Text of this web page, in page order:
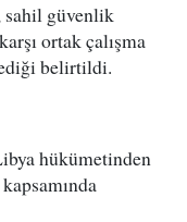
sahil güvenlik
ortak çalışma
belirtildi.
hükümetinden